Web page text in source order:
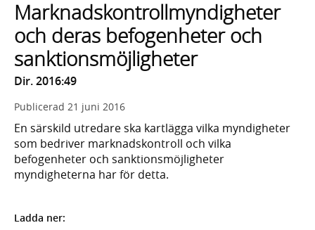
lista
med
sökförslag
Marknadskontrollmyndigheter
och deras befogenheter och
sanktionsmöjligheter
Dir. 2016:49
Publicerad 21 juni 2016
En särskild utredare ska kartlägga vilka myndigheter
som bedriver marknadskontroll och vilka
befogenheter och sanktionsmöjligheter
myndigheterna har för detta.
Ladda ner: